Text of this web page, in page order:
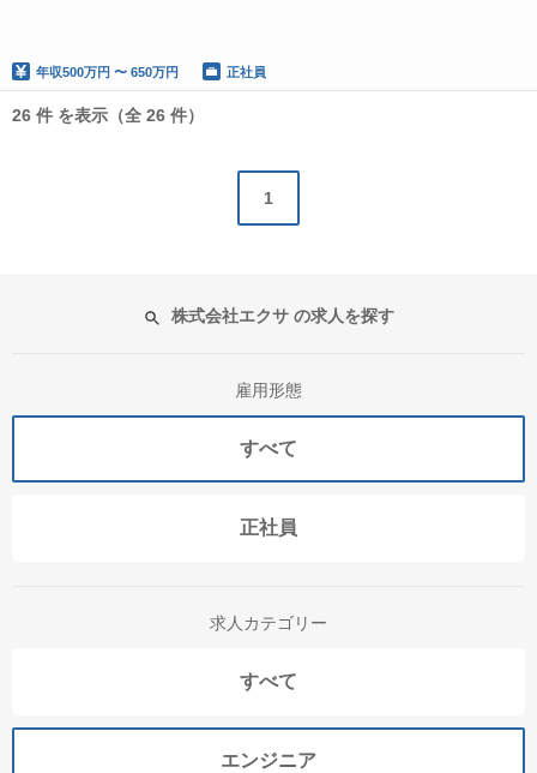
年収500万円 〜 650万円 正社員
26 件 を表示（全 26 件）
1
株式会社エクサ の求人を探す
雇用形態
すべて
正社員
求人カテゴリー
すべて
エンジニア